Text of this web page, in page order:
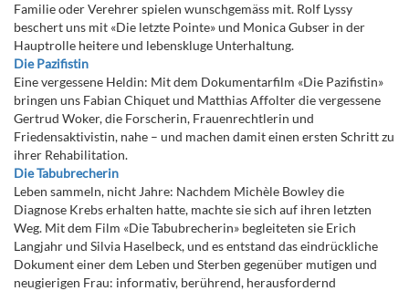
Familie oder Verehrer spielen wunschgemäss mit. Rolf Lyssy
beschert uns mit «Die letzte Pointe» und Monica Gubser in der
Hauptrolle heitere und lebenskluge Unterhaltung.
Die Pazifistin
Eine vergessene Heldin: Mit dem Dokumentarfilm «Die Pazifistin»
bringen uns Fabian Chiquet und Matthias Affolter die vergessene
Gertrud Woker, die Forscherin, Frauenrechtlerin und
Friedensaktivistin, nahe – und machen damit einen ersten Schritt zu
ihrer Rehabilitation.
Die Tabubrecherin
Leben sammeln, nicht Jahre: Nachdem Michèle Bowley die
Diagnose Krebs erhalten hatte, machte sie sich auf ihren letzten
Weg. Mit dem Film «Die Tabubrecherin» begleiteten sie Erich
Langjahr und Silvia Haselbeck, und es entstand das eindrückliche
Dokument einer dem Leben und Sterben gegenüber mutigen und
neugierigen Frau: informativ, berührend, herausfordernd